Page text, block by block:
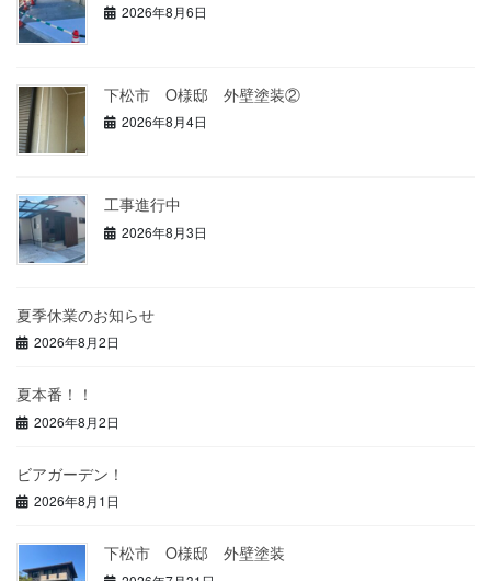
2026年8月6日
下松市 O様邸 外壁塗装②
2026年8月4日
工事進行中
2026年8月3日
夏季休業のお知らせ
2026年8月2日
夏本番！！
2026年8月2日
ビアガーデン！
2026年8月1日
下松市 O様邸 外壁塗装